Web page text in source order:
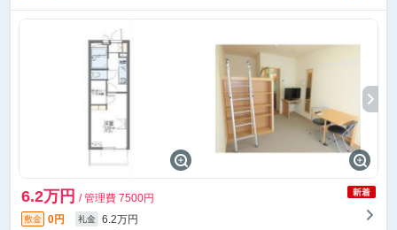
6.2万円 / 管理費 7500円
敷金 0円 礼金
6.2万円